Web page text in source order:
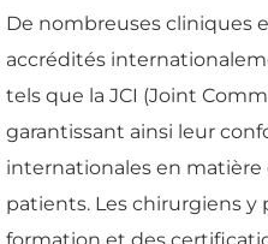
De nombreuses cliniques
accrédités
tels que la JCI (Joint
garantissant ainsi leur
internationales en matière
patients. Les chirurgiens